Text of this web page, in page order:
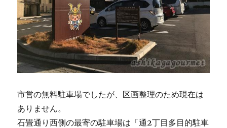
市営の無料駐車場でしたが、区画整理のため現在は
ありません。
石畳通り西側の最寄の駐車場は「通2丁目多目的駐車